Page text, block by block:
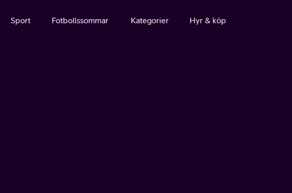
Sport Fotbollssommar Kategorier Hyr & köp